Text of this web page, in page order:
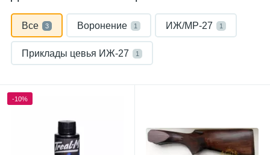
Все 3 Воронение 1 ИЖ/МР-27 1
Приклады цевья ИЖ-27 1
-10%